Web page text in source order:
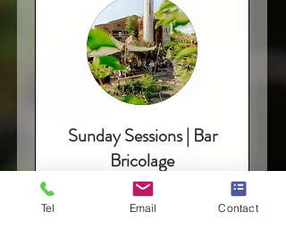
Sunday Sessions | Bar
Bricolage
Zondagen van april tot en met
oktober: begin je dag met een
Tel Email Contact